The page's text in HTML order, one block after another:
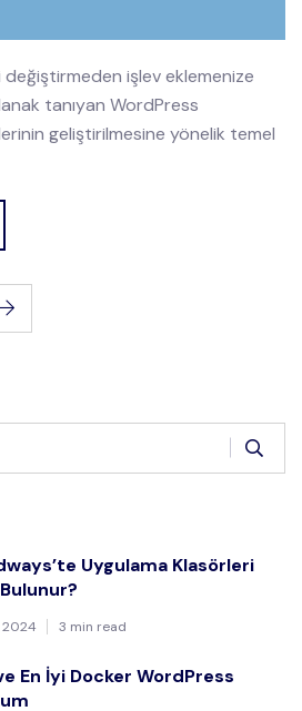
işlev eklemenize
tanıyan WordPress
geliştirilmesine yönelik temel
Uygulama Klasörleri
Bulunur?
2024 3 min read
ve En İyi Docker WordPress